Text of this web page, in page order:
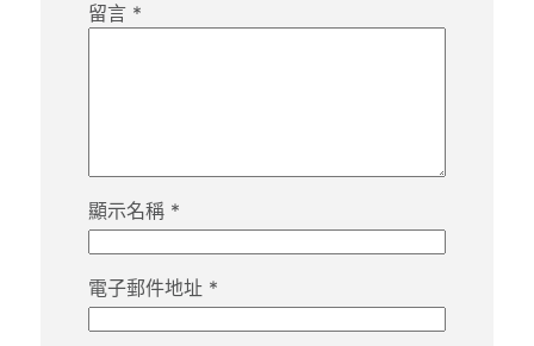
留言 *
顯示名稱 *
電子郵件地址 *